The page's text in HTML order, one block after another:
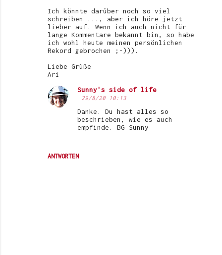
Ich könnte darüber noch so viel
schreiben ..., aber ich höre jetzt
lieber auf. Wenn ich auch nicht für
lange Kommentare bekannt bin, so habe
ich wohl heute meinen persönlichen
Rekord gebrochen ;-))).
Liebe Grüße
Ari
ANTWORTEN
Sunny's side of life
29/8/20 10:13
Danke. Du hast alles so
beschrieben, wie es auch
empfinde. BG Sunny